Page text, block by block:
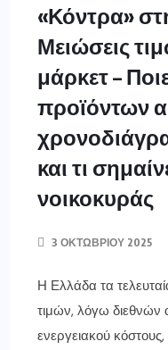
«Κόντρα»
Μειώσεις
μάρκετ –
προϊόντων
και τι
νοικοκυράς
3 ΟΚΤΩΒΡΊΟΥ 2025
Η Ελλάδα τα
τιμών, λόγω
ενεργειακού